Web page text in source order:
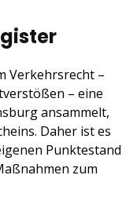
Verkehrsrecht –
– eine
ansammelt,
Daher ist es
Punktestand
zum